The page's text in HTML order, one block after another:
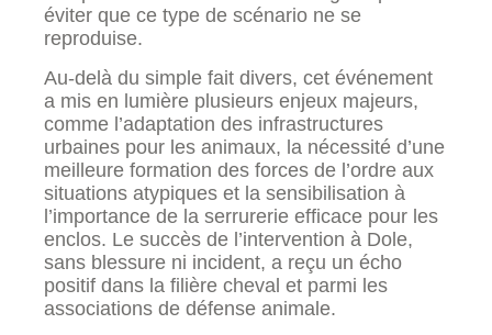
éviter que ce type de scénario ne se
reproduise.
Au-delà du simple fait divers, cet événement
a mis en lumière plusieurs enjeux majeurs,
comme l’adaptation des infrastructures
urbaines pour les animaux, la nécessité d’une
meilleure formation des forces de l’ordre aux
situations atypiques et la sensibilisation à
l’importance de la serrurerie efficace pour les
enclos. Le succès de l’intervention à Dole,
sans blessure ni incident, a reçu un écho
positif dans la filière cheval et parmi les
associations de défense animale.